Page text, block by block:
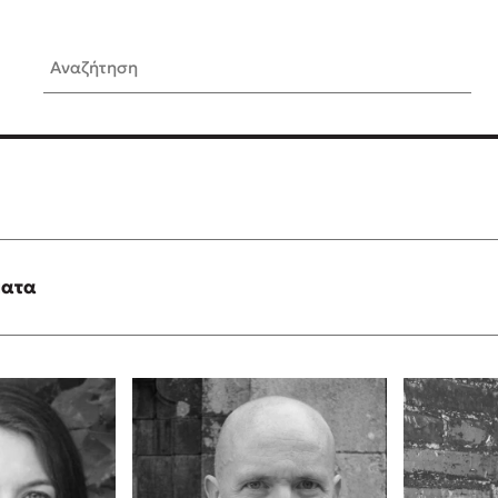
Αναζήτηση
είναι «το πρόβλημα»
αγνοείς
Τι είναι η
Δανάη Δεληγεώργη
Συγχαρητήρια, Πέθανες!